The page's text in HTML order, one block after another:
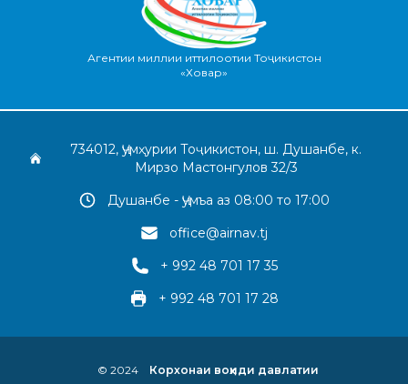
Агентии миллии иттилоотии Тоҷикистон
«Ховар»
734012, Ҷумҳурии Тоҷикистон, ш. Душанбе, к.
Мирзо Мастонгулов 32/3
Душанбе - Ҷумъа аз 08:00 то 17:00
office@airnav.tj
+ 992 48 701 17 35
+ 992 48 701 17 28
© 2024 Корхонаи воҳиди давлатии